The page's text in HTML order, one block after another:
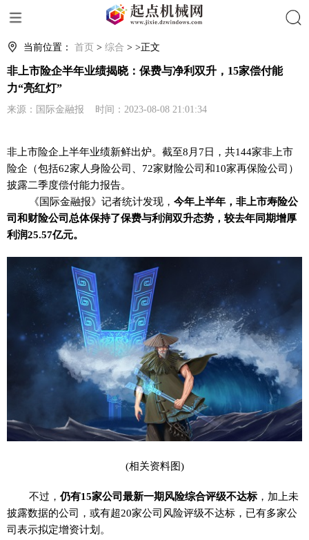
当前位置： 首页 > 综合 > >正文
非上市险企半年业绩揭晓：保费与净利双升，15家偿付能
力“亮红灯”
来源：国际金融报 时间：2023-08-08 21:01:34
非上市险企上半年业绩新鲜出炉。截至8月7日，共144家非上市
险企（包括62家人身险公司、72家财险公司和10家再保险公司）
披露二季度偿付能力报告。
《国际金融报》记者统计发现， 今年上半年，非上市寿险公
司和财险公司总体保持了保费与利润双升态势，较去年同期增厚
利润25.57亿元。
(相关资料图)
不过， 仍有15家公司最新一期风险综合评级不达标，加上未
披露数据的公司，或有超20家公司风险评级不达标，已有多家公
司表示拟定增资计划。